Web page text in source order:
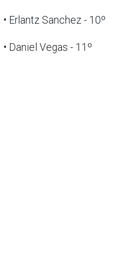
• Erlantz Sanchez - 10º
• Daniel Vegas - 11º